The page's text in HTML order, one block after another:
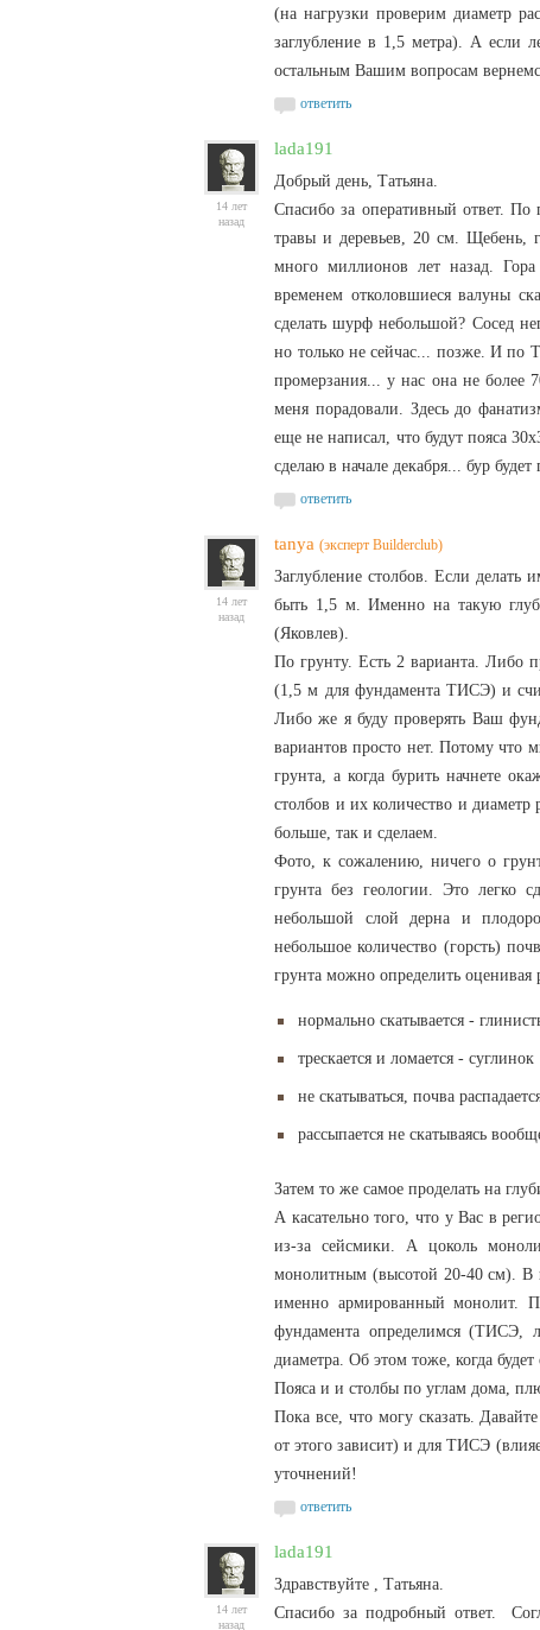
(на нагрузки проверим диаметр
заглубление в 1,5 метра). А если
остальным Вашим вопросам
ответить
14 лет
назад
lada191
Добрый день, Татьяна.
Спасибо за оперативный ответ. По
травы и деревьев, 20 см. Щебень,
много миллионов лет назад.
временем отколовшиеся валуны
сделать шурф небольшой? Сосед
но только не сейчас... позже. И по
промерзания... у нас она не более
меня порадовали. Здесь до
еще не написал, что будут пояса
сделаю в начале декабря... бур
ответить
14 лет
назад
tanya (эксперт Builderclub)
Заглубление столбов. Если
быть 1,5 м. Именно на такую
(Яковлев).
По грунту. Есть 2 варианта. Либо
(1,5 м для фундамента ТИСЭ) и
Либо же я буду проверять Ваш
вариантов просто нет. Потому что
грунта, а когда бурить начнете
столбов и их количество и
больше, так и сделаем.
Фото, к сожалению, ничего о
грунта без геологии. Это легко
небольшой слой дерна и
небольшое количество (горсть)
грунта можно определить оценивая
нормально скатывается -
трескается и ломается - суглинок
не скатываться, почва
рассыпается не скатываясь
Затем то же самое проделать на
А касательно того, что у Вас в
из-за сейсмики. А цоколь
монолитным (высотой 20-40 см). В
именно армированный монолит.
фундамента определимся (ТИСЭ,
диаметра. Об этом тоже, когда
Пояса и и столбы по углам дома,
Пока все, что могу сказать.
от этого зависит) и для ТИСЭ
уточнений!
ответить
14 лет
назад
lada191
Здравствуйте , Татьяна.
Спасибо за подробный ответ.